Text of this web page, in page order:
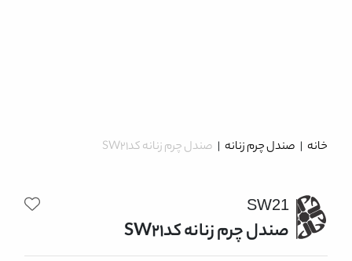
خانه | صندل چرم زنانه| صندل چرم زنانه کدSW21
SW21
صندل چرم زنانه کدSW21